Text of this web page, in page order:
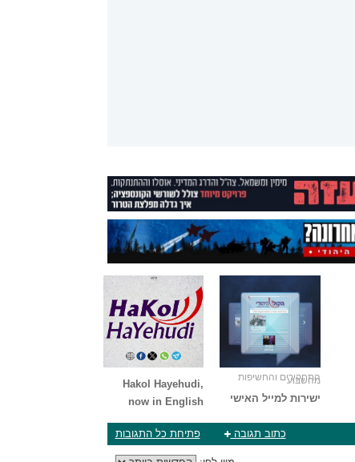
Hakol Hayehudi,
now in English
התחקירים והחשיפות
מהשבוע
ישירות למייל האישי
פתיחת כל התגובות כתוב תגובה